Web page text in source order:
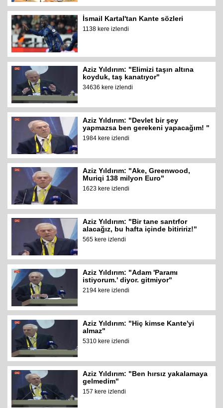
İsmail Kartal'tan Kante sözleri
1138 kere izlendi
Aziz Yıldırım: "Elimizi taşın altına
koyduk, taş kanatıyor"
34636 kere izlendi
Aziz Yıldırım: "Devlet bir şey
yapmazsa ben gerekeni yapacağım! "
1984 kere izlendi
Aziz Yıldırım: "Ake, Greenwood,
Muriqi 138 milyon Euro"
1623 kere izlendi
Aziz Yıldırım: "Bir tane santrfor
alacağız, bu hafta içinde bitiririz!"
565 kere izlendi
Aziz Yıldırım: "Adam 'Paramı
istiyorum.' diyor. gitmiyor"
2194 kere izlendi
Aziz Yıldırım: "Hiç kimse Kante'yi
almaz"
5310 kere izlendi
Aziz Yıldırım: "Ben hırsız yakalamaya
gelmedim"
157 kere izlendi